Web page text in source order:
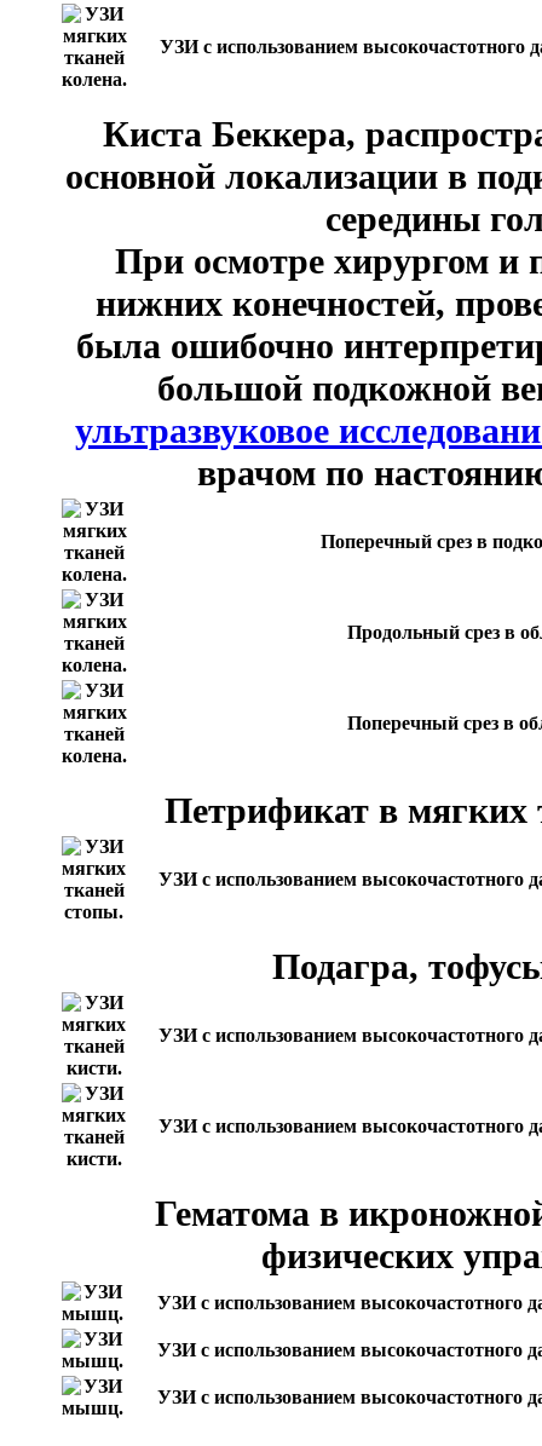
УЗИ с использованием высокочастотного
Киста Беккера,
основной локализации в
середины
При осмотре хирургом
нижних конечностей,
была ошибочно
большой подкожной
ультразвуковое
врачом по
Поперечный срез в
Продольный срез в
Поперечный срез в
Петрификат в мягких
УЗИ с использованием высокочастотного
Подагра,
УЗИ с использованием высокочастотного
УЗИ с использованием высокочастотного
Гематома в
физических
УЗИ с использованием высокочастотного
УЗИ с использованием высокочастотного
УЗИ с использованием высокочастотного